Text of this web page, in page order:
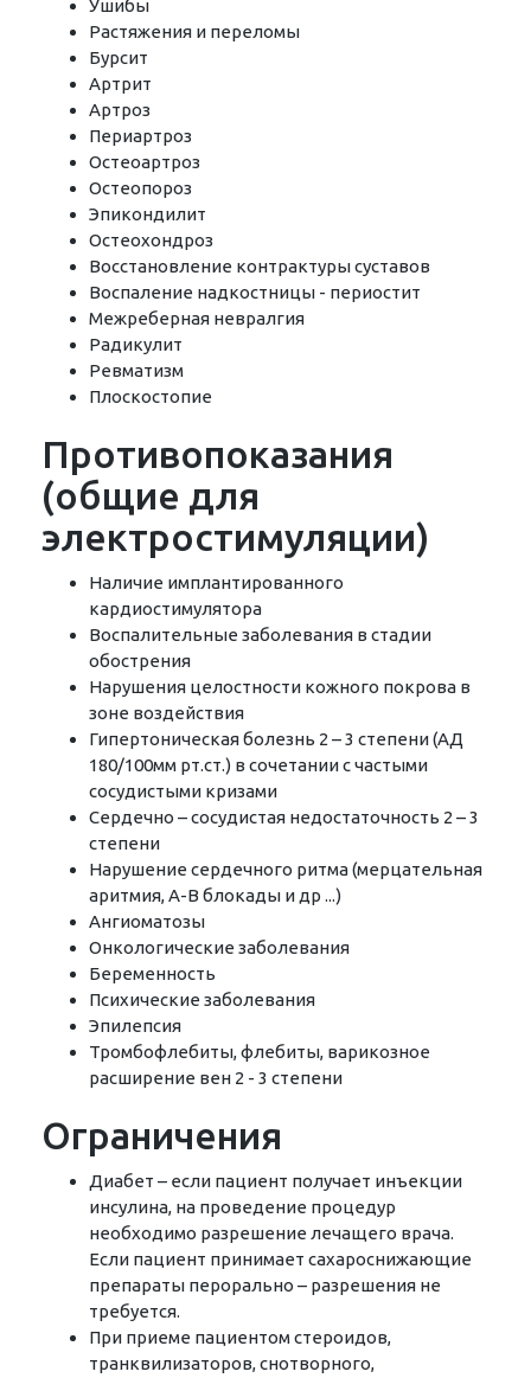
Ушибы
Растяжения и переломы
Бурсит
Артрит
Артроз
Периартроз
Остеоартроз
Остеопороз
Эпикондилит
Остеохондроз
Восстановление контрактуры суставов
Воспаление надкостницы - периостит
Межреберная невралгия
Радикулит
Ревматизм
Плоскостопие
Противопоказания
(общие для
электростимуляции)
Наличие имплантированного
кардиостимулятора
Воспалительные заболевания в стадии
обострения
Нарушения целостности кожного покрова в
зоне воздействия
Гипертоническая болезнь 2 – 3 степени (АД
180/100мм рт.ст.) в сочетании с частыми
сосудистыми кризами
Сердечно – сосудистая недостаточность 2 – 3
степени
Нарушение сердечного ритма (мерцательная
аритмия, А-В блокады и др ...)
Ангиоматозы
Онкологические заболевания
Беременность
Психические заболевания
Эпилепсия
Тромбофлебиты, флебиты, варикозное
расширение вен 2 - 3 степени
Ограничения
Диабет – если пациент получает инъекции
инсулина, на проведение процедур
необходимо разрешение лечащего врача.
Если пациент принимает сахароснижающие
препараты перорально – разрешения не
требуется.
При приеме пациентом стероидов,
транквилизаторов, снотворного,